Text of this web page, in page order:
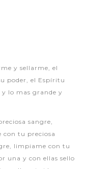
y sellarme, el
poder, el Espíritu
y lo mas grande y
sangre,
con tu preciosa
limpiame con tu
una y con ellas sello